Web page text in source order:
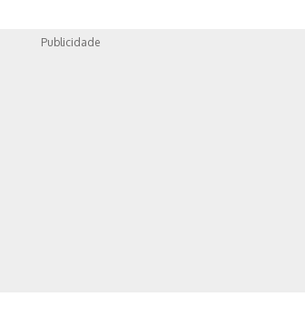
COM
Publicidade